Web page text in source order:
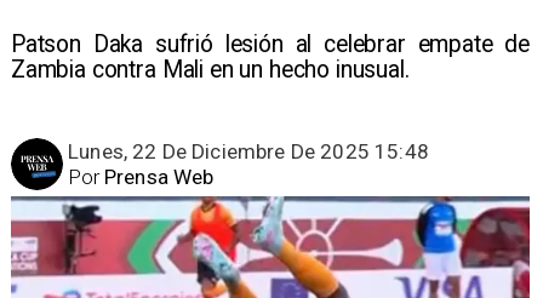
Patson Daka sufrió lesión al celebrar empate de
Zambia contra Mali en un hecho inusual.
Lunes, 22 De Diciembre De 2025 15:48
Prensa Web
Por